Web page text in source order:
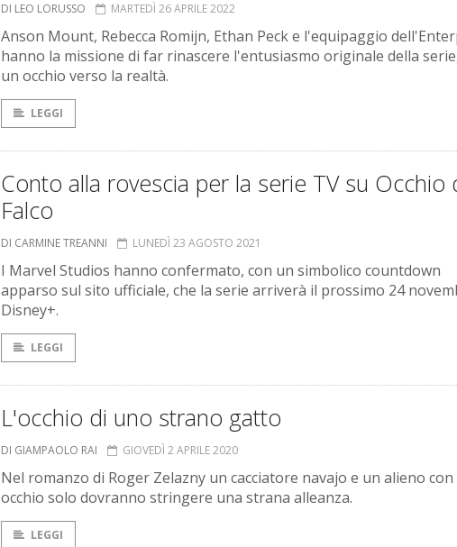
DI LEO LORUSSO MARTEDÌ 26 APRILE 2022
Anson Mount, Rebecca Romijn, Ethan Peck e l'equipaggio
hanno la missione di far rinascere l'entusiasmo originale della
un occhio verso la realtà.
LEGGI
Conto alla rovescia per la serie TV su Occhio
Falco
DI CARMINE TREANNI LUNEDÌ 23 AGOSTO 2021
I Marvel Studios hanno confermato, con un simbolico countdown
apparso sul sito ufficiale, che la serie arriverà il prossimo 24
Disney+.
LEGGI
L'occhio di uno strano gatto
DI GIAMPAOLO RAI GIOVEDÌ 2 APRILE 2020
Nel romanzo di Roger Zelazny un cacciatore navajo e un alieno con
occhio solo dovranno stringere una strana alleanza.
LEGGI